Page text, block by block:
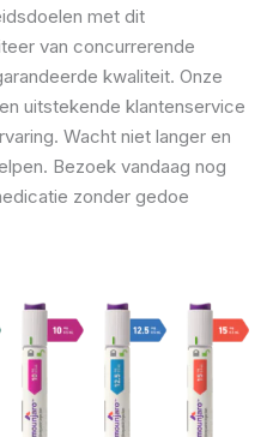
met dit
van concurrerende
kwaliteit. Onze
uitstekende klantenservice
Wacht niet langer en
Bezoek vandaag nog
zonder gedoe